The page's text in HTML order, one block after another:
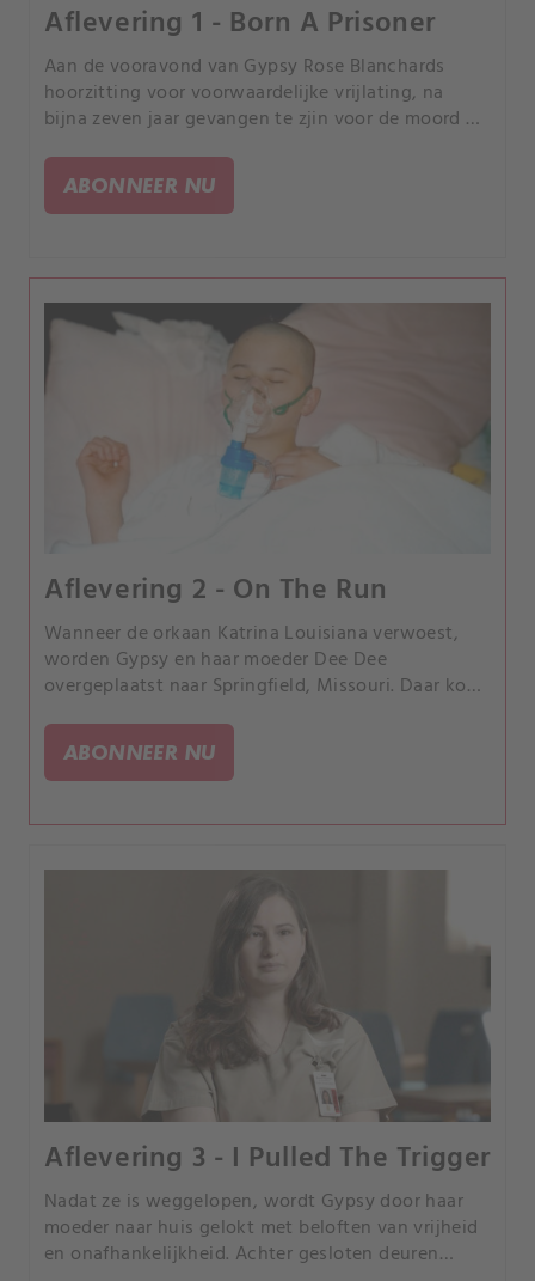
Aflevering 1 - Born A Prisoner
Aan de vooravond van Gypsy Rose Blanchards
hoorzitting voor voorwaardelijke vrijlating, na
bijna zeven jaar gevangen te zjin voor de moord op
schokkende onthullingen en verontrustende
geheimen te vertellen.
ABONNEER NU
Aflevering 2 - On The Run
Wanneer de orkaan Katrina Louisiana verwoest,
worden Gypsy en haar moeder Dee Dee
overgeplaatst naar Springfield, Missouri. Daar komt
aan pijnstillers.
ABONNEER NU
Aflevering 3 - I Pulled The Trigger
Nadat ze is weggelopen, wordt Gypsy door haar
moeder naar huis gelokt met beloften van vrijheid
en onafhankelijkheid. Achter gesloten deuren